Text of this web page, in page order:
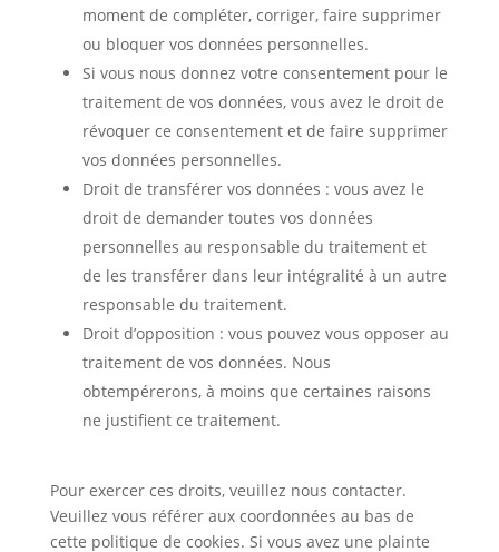
moment de compléter, corriger, faire supprimer
ou bloquer vos données personnelles.
Si vous nous donnez votre consentement pour le
traitement de vos données, vous avez le droit de
révoquer ce consentement et de faire supprimer
vos données personnelles.
Droit de transférer vos données : vous avez le
droit de demander toutes vos données
personnelles au responsable du traitement et
de les transférer dans leur intégralité à un autre
responsable du traitement.
Droit d’opposition : vous pouvez vous opposer au
traitement de vos données. Nous
obtempérerons, à moins que certaines raisons
ne justifient ce traitement.
Pour exercer ces droits, veuillez nous contacter.
Veuillez vous référer aux coordonnées au bas de
cette politique de cookies. Si vous avez une plainte